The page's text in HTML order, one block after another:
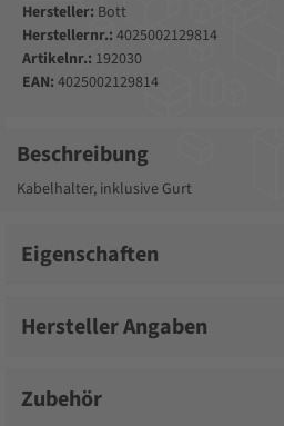
Hersteller: Bott
Herstellernr.: 4025002129814
Artikelnr.: 192030
EAN: 4025002129814
Beschreibung
Kabelhalter, inklusive Gurt
Eigenschaften
Hersteller Angaben
Zubehör